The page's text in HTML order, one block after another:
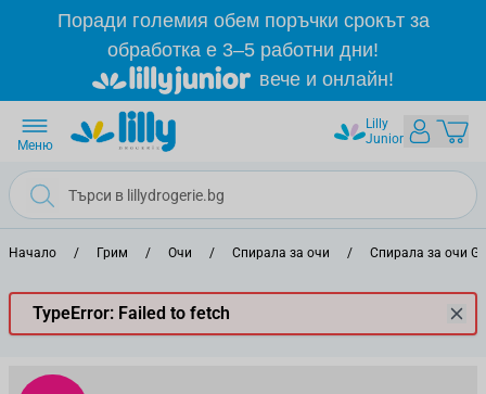
Прескачане към съдържанието
Поради големия обем поръчки срокът за
обработка е 3–5 работни дни!
вече и онлайн!
Lilly
Junior
Меню
Начало / Грим / Очи / Спирала за очи / Спирала за очи
TypeError: Failed to fetch